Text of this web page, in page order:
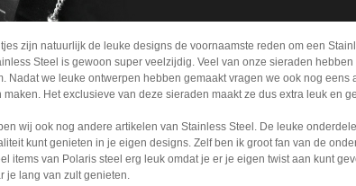
zijn natuurlijk de leuke designs de voornaamste reden om een
Steel is gewoon super veelzijdig. Veel van onze sieraden
we leuke ontwerpen hebben gemaakt vragen we ook nog eens
Het exclusieve van deze sieraden maakt ze dus extra leuk en
wij ook nog andere artikelen van Stainless Steel. De leuke
kunt genieten in je eigen designs. Zelf ben ik groot fan van de
items van Polaris steel erg leuk omdat je er je eigen twist aan kunt
je lang van zult genieten.